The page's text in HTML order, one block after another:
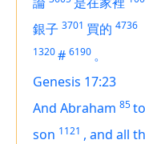
銀子 3701 買的 4736
1320# 6190 。
Genesis 17:23
And Abraham 85
son 1121 , and all